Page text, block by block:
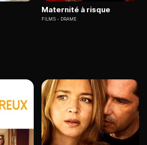
Maternité à risque
FILMS DRAME